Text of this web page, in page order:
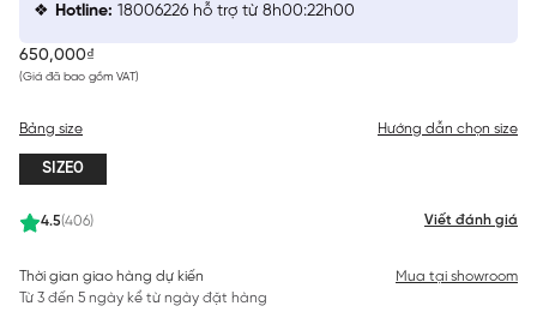
650,000₫
(Giá đã bao gồm VAT)
4.5(406) Viết đánh giá
Bảng size Hướng dẫn chọn size
SIZE0
Thời gian giao hàng dự kiến
Từ 3 đến 5 ngày kể từ ngày đặt hàng
Mua tại showroom
Hotline: 18006226 hỗ trợ từ 8h00:22h00